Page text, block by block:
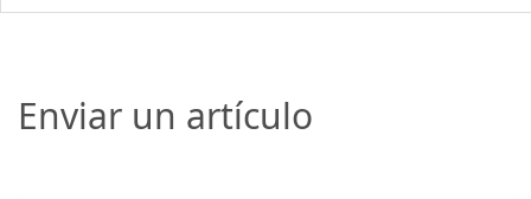
Enviar un artículo